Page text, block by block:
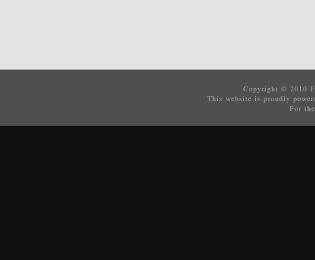
Copyright © 2010
This website is proudly
For